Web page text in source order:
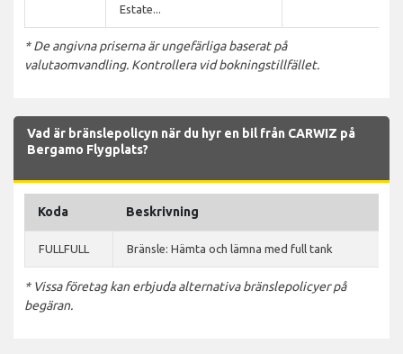
Estate...
* De angivna priserna är ungefärliga baserat på
valutaomvandling. Kontrollera vid bokningstillfället.
Vad är bränslepolicyn när du hyr en bil från CARWIZ på
Bergamo Flygplats?
Koda Beskrivning
FULLFULL Bränsle: Hämta och lämna med full tank
* Vissa företag kan erbjuda alternativa bränslepolicyer på
begäran.